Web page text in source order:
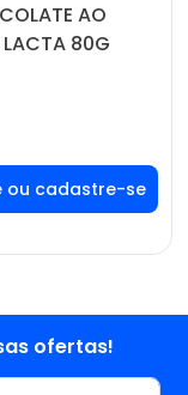
AO
LACTA 80G
seu login ou
se para
ver preços e
ofertas!